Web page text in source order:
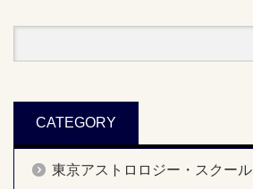
CATEGORY
東京アストロロジー・スクール